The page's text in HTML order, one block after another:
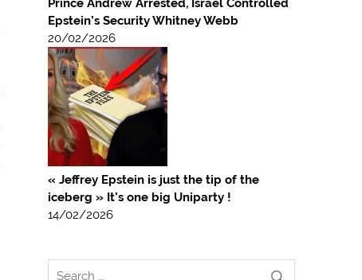
Prince Andrew Arrested, Israel Controlled
Epstein’s Security Whitney Webb
20/02/2026
« Jeffrey Epstein is just the tip of the
iceberg » It’s one big Uniparty !
14/02/2026